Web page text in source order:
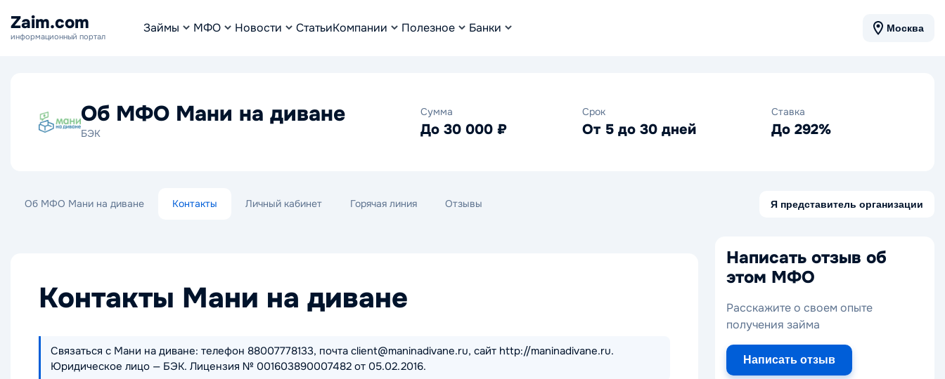
Zaim.com
информационный портал
Займы МФО Новости СтатьиКомпании Полезное Банки Москва
Об МФО Мани на диване
БЭК
Сумма
До 30 000 ₽
Срок
От 5 до 30 дней
Ставка
До 292%
Об МФО Мани на диване Контакты Личный кабинет Горячая линия Отзывы Я представитель организации
Контакты Мани на диване
Связаться с Мани на диване: телефон 88007778133, почта client@maninadivane.ru, сайт http://maninadivane.ru.
Юридическое лицо — БЭК. Лицензия № 001603890007482 от 05.02.2016.
Написать отзыв об
этом МФО
Расскажите о своем опыте
получения займа
Написать отзыв